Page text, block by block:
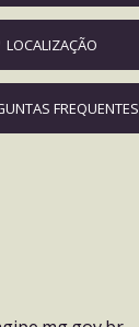
LOCALIZAÇÃO
FREQUENTES